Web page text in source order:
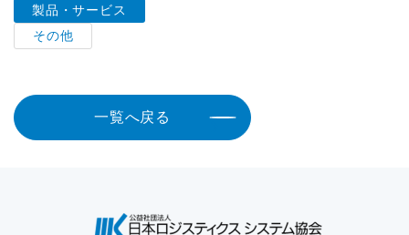
物流技術管理士「優秀論文」
標準企業コードの取得要領
製品・サービス
その他
一覧へ戻る